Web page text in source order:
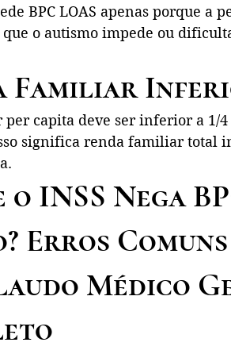
BPC LOAS apenas porque a
que o autismo impede ou
Familiar
capita deve ser inferior a 1/
significa renda familiar total
INSS Nega
Erros Comuns
Médico